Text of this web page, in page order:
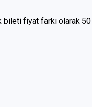
fiyat farkı olarak 50